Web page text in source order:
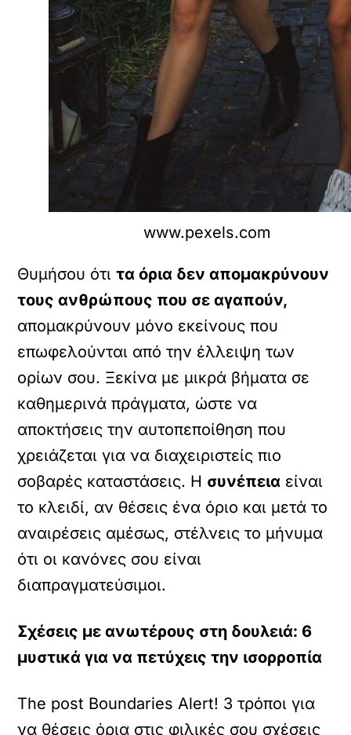
www.pexels.com
Θυμήσου ότιτα όρια δεν απομακρύνουν
τους ανθρώπους που σε αγαπούν,
απομακρύνουν μόνο εκείνους που
επωφελούνται από την έλλειψη των
ορίων σου. Ξεκίνα με μικρά βήματα σε
καθημερινά πράγματα, ώστε να
αποκτήσεις την αυτοπεποίθηση που
χρειάζεται για να διαχειριστείς πιο
σοβαρές καταστάσεις. Η συνέπεια είναι
το κλειδί, αν θέσεις ένα όριο και μετά το
αναιρέσεις αμέσως, στέλνεις το μήνυμα
ότι οι κανόνες σου είναι
διαπραγματεύσιμοι.
Σχέσεις με ανωτέρους στη δουλειά: 6
μυστικά για να πετύχεις την ισορροπία
The post Boundaries Alert! 3 τρόποι για
να θέσεις όρια στις φιλικές σου σχέσεις